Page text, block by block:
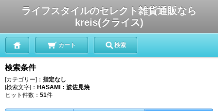
ライフスタイルのセレクト雑貨通販なら
kreis(クライス)
カート 検索
検索条件
[カテゴリー]： 指定なし
[検索文字]： HASAMI：波佐見焼
ヒット件数： 51件